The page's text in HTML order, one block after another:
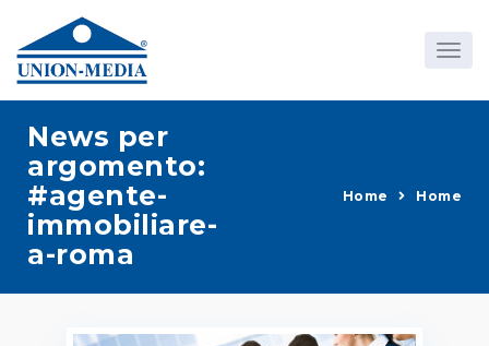
News per
argomento:
#agente-
immobiliare-
a-roma
Home Home